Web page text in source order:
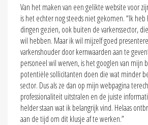
Van het maken van een gelikte website voor
is het echter nog steeds niet gekomen. “Ik
dingen gezien, ook buiten de varkenssector,
wil hebben. Maar ik wil mijzelf goed
varkenshouder door kernwaarden aan te
personeel wil werven, is het googlen van mijn
potentiële sollicitanten doen die wat minder
sector. Dus als ze dan op mijn webpagina
professionaliteit uitstralen en de juiste
helder staan wat ik belangrijk vind. Helaas
aan de tijd om dit klusje af te werken.”